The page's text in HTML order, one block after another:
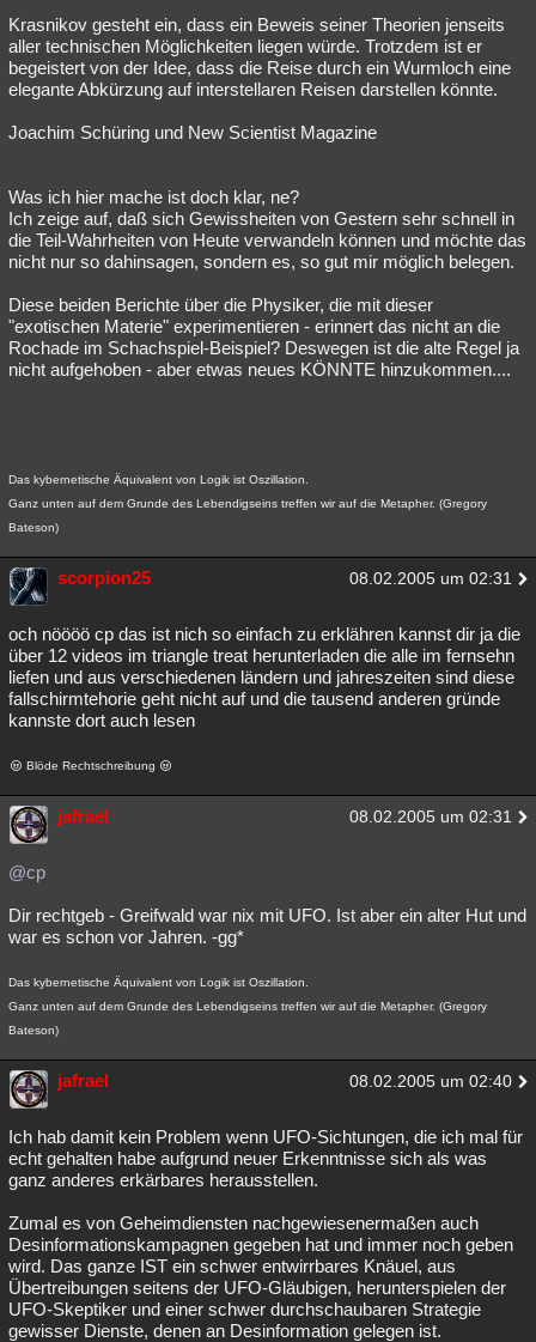
Krasnikov gesteht ein, dass ein Beweis seiner Theorien jenseits
aller technischen Möglichkeiten liegen würde. Trotzdem ist er
begeistert von der Idee, dass die Reise durch ein Wurmloch eine
elegante Abkürzung auf interstellaren Reisen darstellen könnte.
Joachim Schüring und New Scientist Magazine
Was ich hier mache ist doch klar, ne?
Ich zeige auf, daß sich Gewissheiten von Gestern sehr schnell in
die Teil-Wahrheiten von Heute verwandeln können und möchte das
nicht nur so dahinsagen, sondern es, so gut mir möglich belegen.
Diese beiden Berichte über die Physiker, die mit dieser
"exotischen Materie" experimentieren - erinnert das nicht an die
Rochade im Schachspiel-Beispiel? Deswegen ist die alte Regel ja
nicht aufgehoben - aber etwas neues KÖNNTE hinzukommen....
Das kybernetische Äquivalent von Logik ist Oszillation.
Ganz unten auf dem Grunde des Lebendigseins treffen wir auf die Metapher. (Gregory
Bateson)
scorpion25 08.02.2005 um 02:31
och nöööö cp das ist nich so einfach zu erklähren kannst dir ja die
über 12 videos im triangle treat herunterladen die alle im fernsehn
liefen und aus verschiedenen ländern und jahreszeiten sind diese
fallschirmtehorie geht nicht auf und die tausend anderen gründe
kannste dort auch lesen
Blöde Rechtschreibung
jafrael 08.02.2005 um 02:31
@cp
Dir rechtgeb - Greifwald war nix mit UFO. Ist aber ein alter Hut und
war es schon vor Jahren. -gg*
Das kybernetische Äquivalent von Logik ist Oszillation.
Ganz unten auf dem Grunde des Lebendigseins treffen wir auf die Metapher. (Gregory
Bateson)
jafrael 08.02.2005 um 02:40
Ich hab damit kein Problem wenn UFO-Sichtungen, die ich mal für
echt gehalten habe aufgrund neuer Erkenntnisse sich als was
ganz anderes erkärbares herausstellen.
Zumal es von Geheimdiensten nachgewiesenermaßen auch
Desinformationskampagnen gegeben hat und immer noch geben
wird. Das ganze IST ein schwer entwirrbares Knäuel, aus
Übertreibungen seitens der UFO-Gläubigen, herunterspielen der
UFO-Skeptiker und einer schwer durchschaubaren Strategie
gewisser Dienste, denen an Desinformation gelegen ist.